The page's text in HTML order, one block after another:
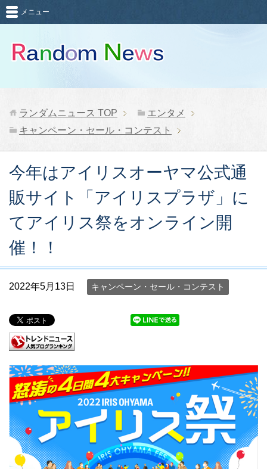
メニュー
ランダムニュース TOP
エンタメ
キャンペーン・セール・コンテスト
今年はアイリスオーヤマ公式通
販サイト「アイリスプラザ」に
てアイリス祭をオンライン開
催！！
2022年5月13日 キャンペーン・セール・コンテスト